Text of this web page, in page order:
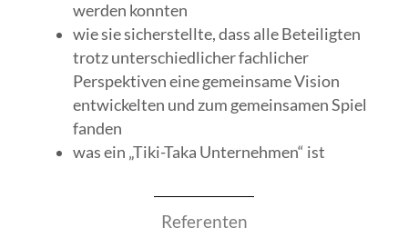
werden konnten
wie sie sicherstellte, dass alle Beteiligten
trotz unterschiedlicher fachlicher
Perspektiven eine gemeinsame Vision
entwickelten und zum gemeinsamen Spiel
fanden
was ein „Tiki-Taka Unternehmen“ ist
Referenten